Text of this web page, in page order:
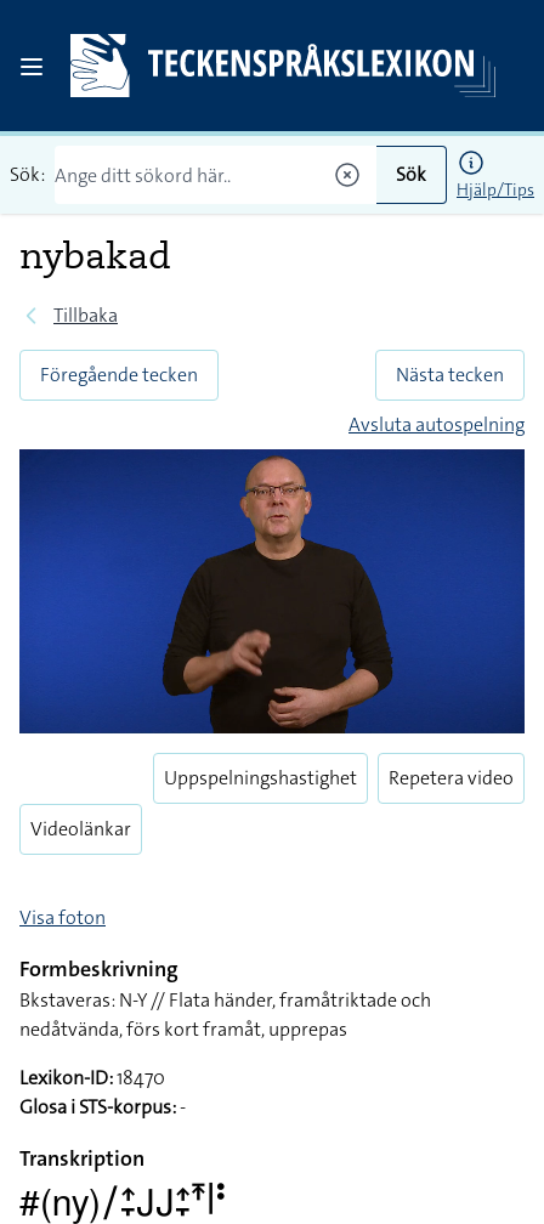
Sök: Sök
Hjälp/Tips
nybakad
Tillbaka
Föregående tecken
Nästa tecken
Avsluta autospelning
Videolänkar
Uppspelningshastighet Repetera video
Visa foton
Formbeskrivning
Bkstaveras: N-Y // Flata händer, framåtriktade och
nedåtvända, förs kort framåt, upprepas
Lexikon-ID:18470
Glosa i STS-korpus:-
Transkription
#(ny)􌥠􌤴􌥙􌤢􌤢􌤴􌥙􌥵􌥼􌥻